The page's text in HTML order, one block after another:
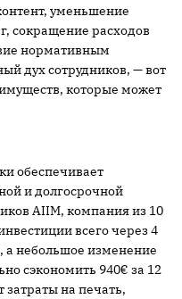
уменьшение
сокращение расходов
нормативным
дух сотрудников, — вот
которые может
обеспечивает
и долгосрочной
AIIM, компания из 10
всего через 4
а небольшое изменение
сэкономить 940€ за 12
на печать,